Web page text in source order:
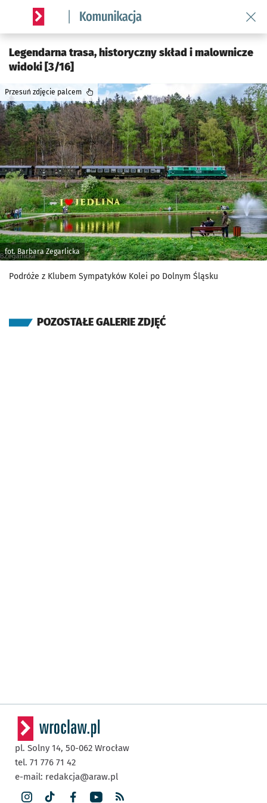
Serwis informacyjny wroclaw.pl podserwis: Komunikacja
Legendarna trasa, historyczny skład i malownicze
widoki [3/16]
fot. Barbara Zegarlicka
Przesuń zdjęcie palcem
Podróże z Klubem Sympatyków Kolei po Dolnym Śląsku
POZOSTAŁE GALERIE ZDJĘĆ
pl. Solny 14, 50-062 Wrocław
tel. 71 776 71 42
e-mail: redakcja@araw.pl